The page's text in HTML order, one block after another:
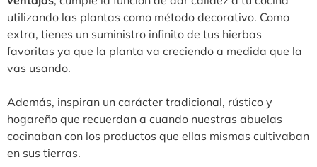
utilizando las plantas como método decorativo. Como
extra, tienes un suministro infinito de tus hierbas
favoritas ya que la planta va creciendo a medida que la
vas usando.
Además, inspiran un carácter tradicional, rústico y
hogareño que recuerdan a cuando nuestras abuelas
cocinaban con los productos que ellas mismas cultivaban
en sus tierras.